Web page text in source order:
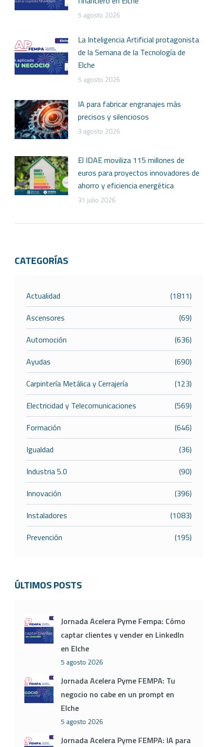
5 agosto 2026
La Inteligencia Artificial protagonista
de la Semana de la Tecnología de
Elche
5 agosto 2026
IA para fabricar engranajes más
precisos y silenciosos
3 agosto 2026
El IDAE moviliza 115 millones de
euros para proyectos innovadores de
ahorro y eficiencia energética
31 julio 2026
CATEGORÍAS
Actualidad
(1811)
Ascensores
(69)
Automoción
(636)
Ayudas
(690)
Carpintería Metálica y Cerrajería
(123)
Electricidad y Telecomunicaciones
(569)
Formación
(646)
Igualdad
(36)
Industria 5.0
(90)
Innovación
(396)
Instaladores
(1083)
Prevención
(195)
ÚLTIMOS POSTS
Jornada Acelera Pyme Fempa: Cómo
captar clientes y vender en LinkedIn
en Elche
5 agosto 2026
Jornada Acelera Pyme FEMPA: Tu
negocio no cabe en un prompt en
Elche
5 agosto 2026
Jornada Acelera Pyme FEMPA: IA para